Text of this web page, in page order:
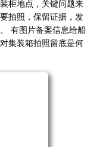
柜地点，关键问题来
拍照，保留证据，发
有图片备案信息给船
集装箱拍照留底是何